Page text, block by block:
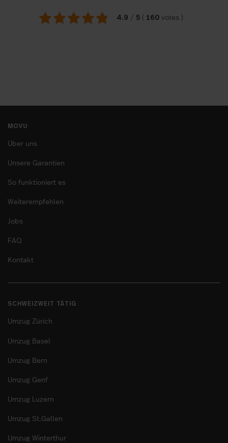
4.9 / 5 160 votes )
MOVU
Über uns
Unsere Garantien
So funktioniert es
Weiterempfehlen
Jobs
FAQ
Kontakt
SCHWEIZWEIT TÄTIG
Umzug Zürich
Umzug Basel
Umzug Bern
Umzug Genf
Umzug Luzern
Umzug St.Gallen
Umzug Winterthur